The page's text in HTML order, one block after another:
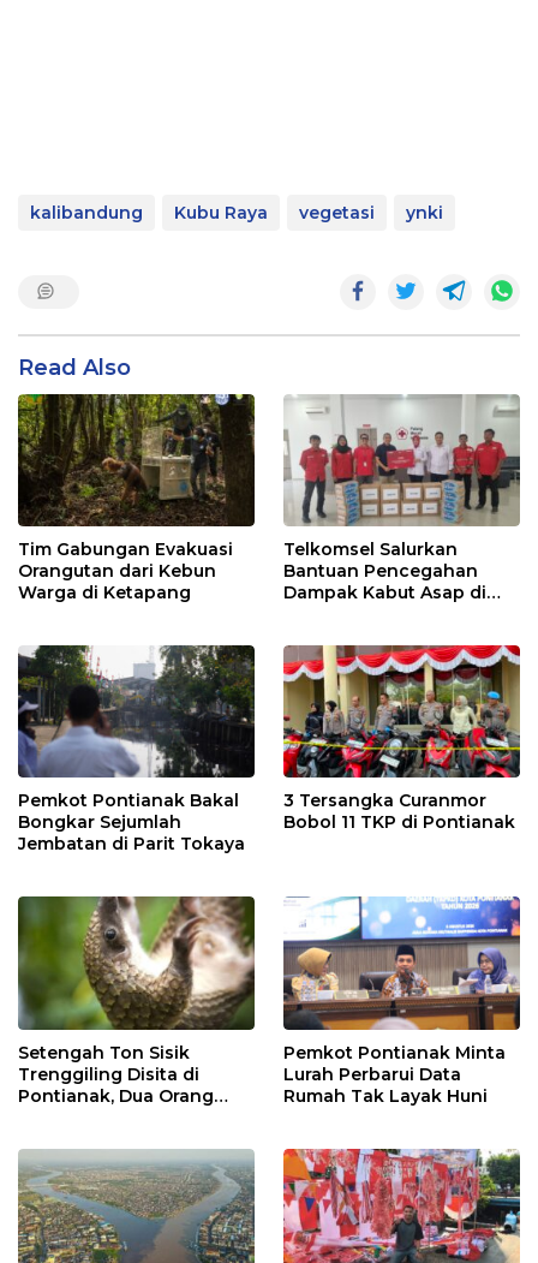
kalibandung Kubu Raya vegetasi ynki
Read Also
Tim Gabungan Evakuasi
Orangutan dari Kebun
Warga di Ketapang
Telkomsel Salurkan
Bantuan Pencegahan
Dampak Kabut Asap di
Pemkot Pontianak Bakal
Bongkar Sejumlah
Jembatan di Parit Tokaya
3 Tersangka Curanmor
Bobol 11 TKP di Pontianak
Setengah Ton Sisik
Trenggiling Disita di
Pontianak, Dua Orang
Pemkot Pontianak Minta
Lurah Perbarui Data
Rumah Tak Layak Huni